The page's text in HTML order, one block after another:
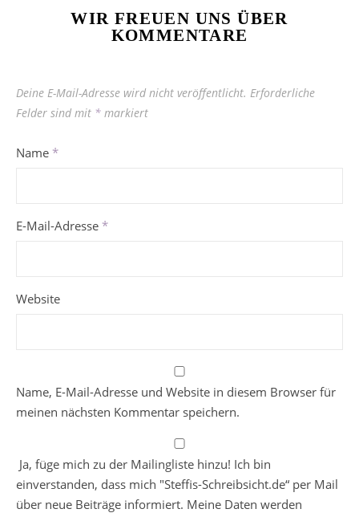
WIR FREUEN UNS ÜBER
KOMMENTARE
Deine E-Mail-Adresse wird nicht veröffentlicht. Erforderliche
Felder sind mit * markiert
Name *
E-Mail-Adresse *
Website
Name, E-Mail-Adresse und Website in diesem Browser für
meinen nächsten Kommentar speichern.
Ja, füge mich zu der Mailingliste hinzu! Ich bin
einverstanden, dass mich "Steffis-Schreibsicht.de“ per Mail
über neue Beiträge informiert. Meine Daten werden